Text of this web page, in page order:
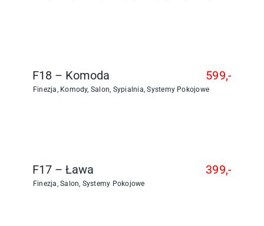
F18 – Komoda
Finezja, Komody, Salon, Sypialnia,Systemy Pokojowe
599,-
F17 – Ława
Finezja,Salon, Systemy Pokojowe
399,-